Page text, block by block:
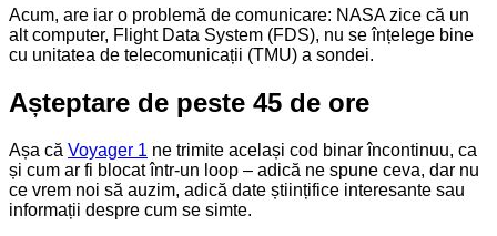
Acum, are iar o problemă de comunicare: NASA zice că un
alt computer, Flight Data System (FDS), nu se înțelege bine
cu unitatea de telecomunicații (TMU) a sondei.
Așteptare de peste 45 de ore
Așa că Voyager 1 ne trimite același cod binar încontinuu, ca
și cum ar fi blocat într-un loop – adică ne spune ceva, dar nu
ce vrem noi să auzim, adică date științifice interesante sau
informații despre cum se simte.